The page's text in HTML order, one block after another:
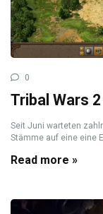
0
Tribal Wars
Seit Juni warteten
Stämme auf eine eine
Read more »